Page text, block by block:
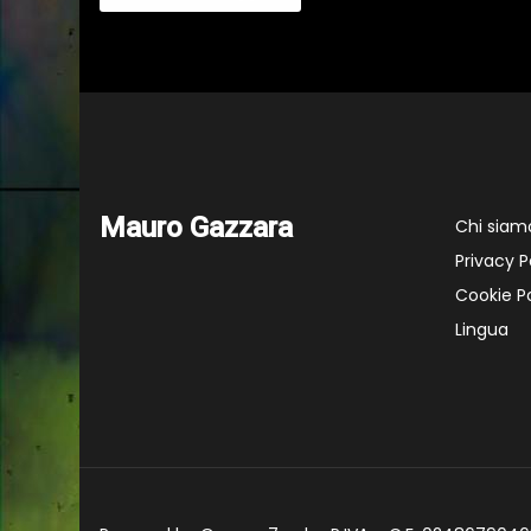
Mauro Gazzara
Chi
Privacy
Cookie
Lingua